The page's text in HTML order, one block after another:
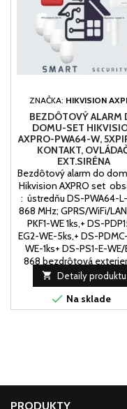
ZNAČKA: HIKVISION
BEZDÔTOVÝ ALARM
DOMU-SET
AXPRO-PWA64-W,
KONTAKT,
EXT.SIRÉNA
Bezdôtový alarm do
Hikvision AXPRO set
: ústredňu DS-PWA64-
868 MHz; GPRS/WiFi/
PKF1-WE 1ks,+ DS-
EG2-WE-5ks,+ DS-
WE-1ks+ DS-PS1-E-
868 bezdrôtová
siréna
 Detaily produktu
 Na sklade
PRODUKTY